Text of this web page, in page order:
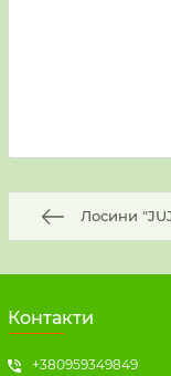
Лосини
Контакти
+380959349849